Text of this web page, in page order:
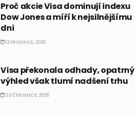
Proč akcie Visa dominují indexu
Dow Jones a míří k nejsilnějšímu
dni
12 PROSINCE, 2025
Visa překonala odhady, opatrný
výhled však tlumí nadšení trhu
30 ČERVENCE, 2025